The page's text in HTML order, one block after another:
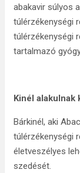
abakavir súlyos
túlérzékenységi
túlérzékenységi
tartalmazó
Kinél alakulnak
Bárkinél, aki
túlérzékenységi
életveszélyes
szedését.